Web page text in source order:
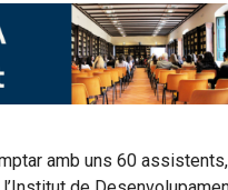
amb uns 60